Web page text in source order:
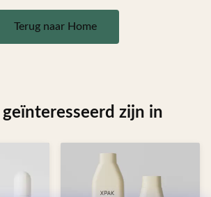
Terug naar Home
zijn in